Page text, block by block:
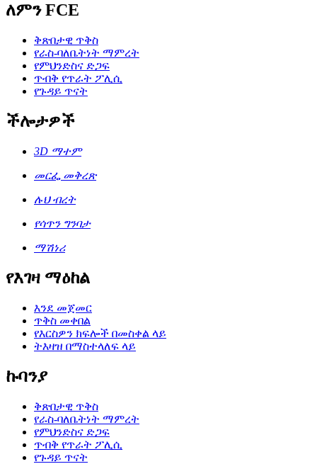
ለምን FCE
ቅጽበታዊ ጥቅስ
የራስ-ባለቤትነት ማምረት
የምህንድስና ድጋፍ
ጥብቅ የጥራት ፖሊሲ
የጉዳይ ጥናት
ችሎታዎች
3D ማተም
መርፌ መቅረጽ
ሉህ ብረት
የሳጥን ግንባታ
ማሽነሪ
የእገዛ ማዕከል
እንደ መጀመር
ጥቅስ መቀበል
የእርስዎን ክፍሎች በመስቀል ላይ
ትእዛዝ በማስተላለፍ ላይ
ኩባንያ
ቅጽበታዊ ጥቅስ
የራስ-ባለቤትነት ማምረት
የምህንድስና ድጋፍ
ጥብቅ የጥራት ፖሊሲ
የጉዳይ ጥናት